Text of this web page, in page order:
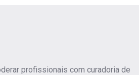
profissionais com curadoria de